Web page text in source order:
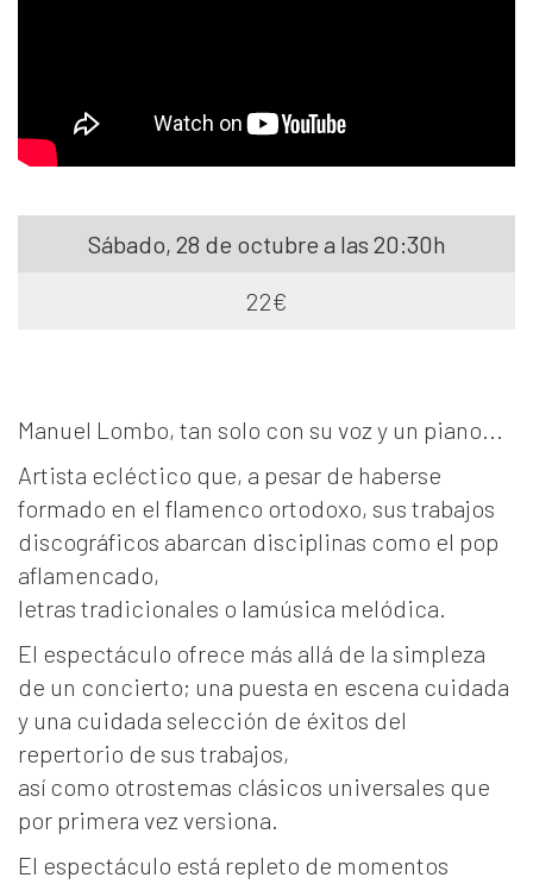
Sábado, 28 de octubre a las 20:30h
22€
Manuel Lombo, tan solo con su voz y un piano...
Artista ecléctico que, a pesar de haberse
formado en el flamenco ortodoxo, sus trabajos
discográficos abarcan disciplinas como el pop
aflamencado,
letras tradicionales o lamúsica melódica.
El espectáculo ofrece más allá de la simpleza
de un concierto; una puesta en escena cuidada
y una cuidada selección de éxitos del
repertorio de sus trabajos,
así como otrostemas clásicos universales que
por primera vez versiona.
El espectáculo está repleto de momentos